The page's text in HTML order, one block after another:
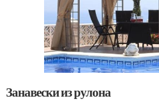
Занавески из рулона